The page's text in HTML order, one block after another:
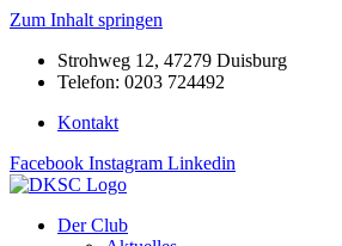
Zum Inhalt springen
Strohweg 12, 47279 Duisburg
Telefon: 0203 724492
Kontakt
Facebook Instagram Linkedin
Der Club